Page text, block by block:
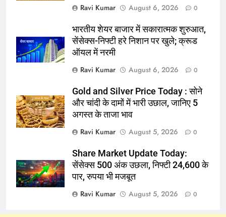
Ravi Kumar
August 6, 2026 0
भारतीय शेयर बाजार में सकारात्मक शुरुआत,
सेंसेक्स-निफ्टी हरे निशान पर खुले; क्रूड
ऑयल में नरमी
Ravi Kumar
August 6, 2026 0
Gold and Silver Price Today : सोने
और चांदी के दामों में भारी उछाल, जानिए 5
अगस्त के ताजा भाव
Ravi Kumar
August 5, 2026 0
Share Market Update Today:
सेंसेक्स 500 अंक उछला, निफ्टी 24,600 के
पार, रुपया भी मजबूत
Ravi Kumar
August 5, 2026 0